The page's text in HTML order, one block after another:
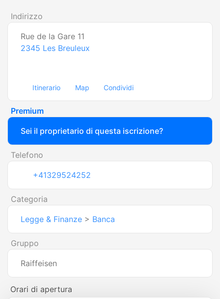
Indirizzo
Rue de la Gare 11
2345 Les Breuleux
Itinerario Map Condividi
Premium
Sei il proprietario di questa iscrizione?
Telefono
+41329524252
Categoria
Legge & Finanze > Banca
Gruppo
Raiffeisen
Orari di apertura